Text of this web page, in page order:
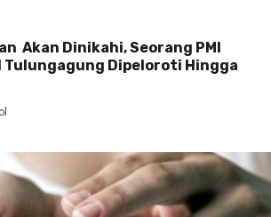
Akan Dinikahi, Seorang PMI
Tulungagung Dipeloroti Hingga